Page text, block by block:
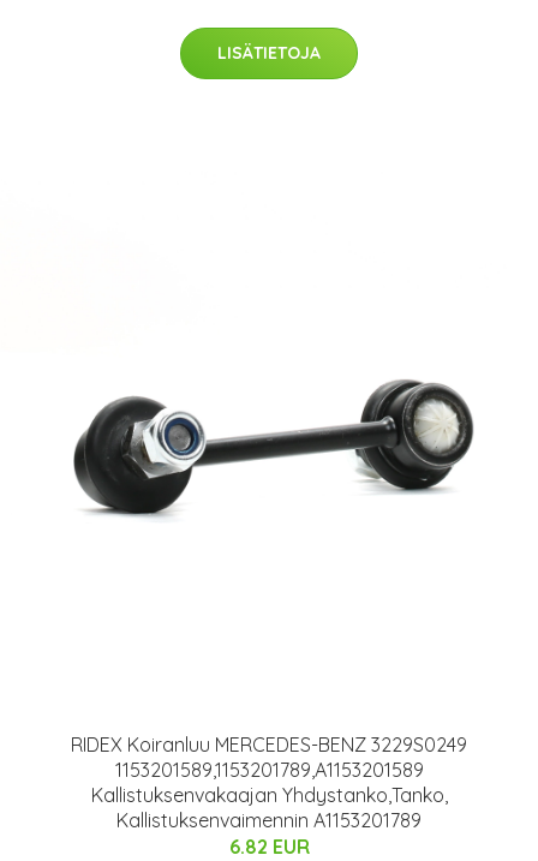
LISÄTIETOJA
RIDEX Koiranluu MERCEDES-BENZ 3229S0249
1153201589,1153201789,A1153201589
Kallistuksenvakaajan Yhdystanko,Tanko,
Kallistuksenvaimennin A1153201789
6.82 EUR